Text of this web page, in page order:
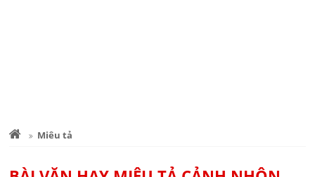
Miêu tả